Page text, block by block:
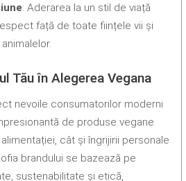
: Aderarea la un stil de viață
față de toate ființele vii și
Tău în Alegerea Vegana
nevoile consumatorilor moderni
de produse vegane
cât și îngrijirii personale
brandului se bazează pe
sustenabilitate și etică,